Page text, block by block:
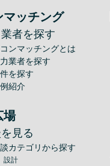
マッチング
者を探す
ンマッチングとは
業者を探す
を探す
紹介
場
見る
カテゴリから探す
設計